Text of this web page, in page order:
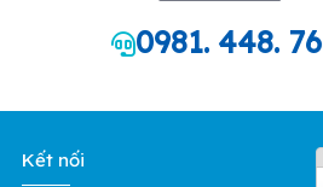
0981. 448.
Kết nối